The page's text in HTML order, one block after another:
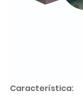
Característica: